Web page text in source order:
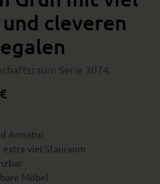
cleveren
Serie 3074
Armatur
viel Stauraum
Möbel